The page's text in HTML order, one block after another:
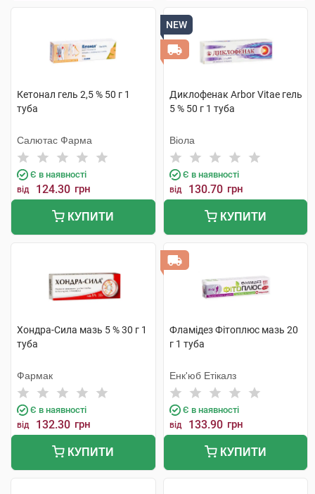
Кетонал гель 2,5 % 50 г 1
туба
Салютас Фарма
Є в наявності
від 124.30 грн
КУПИТИ
NEW
Диклофенак Arbor Vitae гель
5 % 50 г 1 туба
Віола
Є в наявності
від 130.70 грн
КУПИТИ
Хондра-Сила мазь 5 % 30 г 1
туба
Фармак
Є в наявності
від 132.30 грн
КУПИТИ
Фламідез Фітоплюс мазь 20
г 1 туба
Енк'юб Етікалз
Є в наявності
від 133.90 грн
КУПИТИ